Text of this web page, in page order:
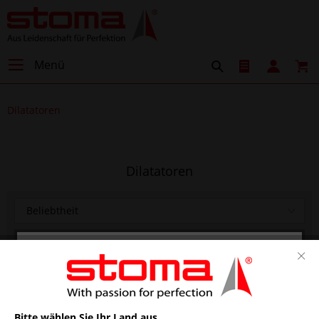
Willkommen im Stoma Shop.
Bei unseren Produkten handelt es sich um
Medizinprodukte, die nur durch ausgebildetes